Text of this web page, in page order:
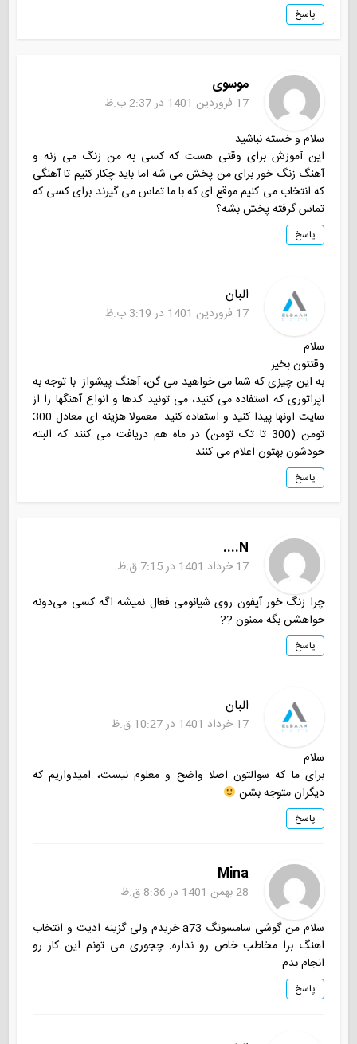
پاسخ
موسوی
17 فروردین 1401 در 2:37 ب.ظ
سلام و خسته نباشید
این آموزش برای وقتی هست که کسی به من زنگ می زنه و
آهنگ زنگ خور برای من پخش می شه اما باید چکار کنیم تا آهنگی
که انتخاب می کنیم موقع ای که با ما تماس می گیرند برای کسی که
تماس گرفته پخش بشه؟
پاسخ
البان
17 فروردین 1401 در 3:19 ب.ظ
سلام
وقتتون بخیر
به این چیزی که شما می خواهید می گن، آهنگ پیشواز. با توجه به
اپراتوری که استفاده می کنید، می تونید کدها و انواع آهنگها را از
سایت اونها پیدا کنید و استفاده کنید. معمولا هزینه ای معادل 300
تومن (300 تا تک تومن) در ماه هم دریافت می کنند که البته
خودشون بهتون اعلام می کنند
پاسخ
N....
17 خرداد 1401 در 7:15 ق.ظ
چرا زنگ خور آیفون روی شیائومی فعال نمیشه اگه کسی می‌دونه
خواهشن بگه ممنون ??
پاسخ
البان
17 خرداد 1401 در 10:27 ق.ظ
سلام
برای ما که سوالتون اصلا واضح و معلوم نیست، امیدواریم که
دیگران متوجه بشن
پاسخ
Mina
28 بهمن 1401 در 8:36 ق.ظ
سلام من گوشی سامسونگ a73 خریدم ولی گزینه ادیت و انتخاب
اهنگ برا مخاطب خاص رو نداره. چجوری می تونم این کار رو
انجام بدم
پاسخ